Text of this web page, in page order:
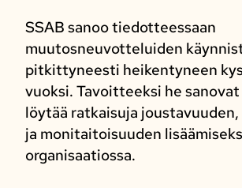
SSAB sanoo tiedotteessaan
muutosneuvotteluiden
pitkittyneesti heikentyneen
vuoksi. Tavoitteeksi he sanovat
löytää ratkaisuja
ja monitaitoisuuden
organisaatiossa.